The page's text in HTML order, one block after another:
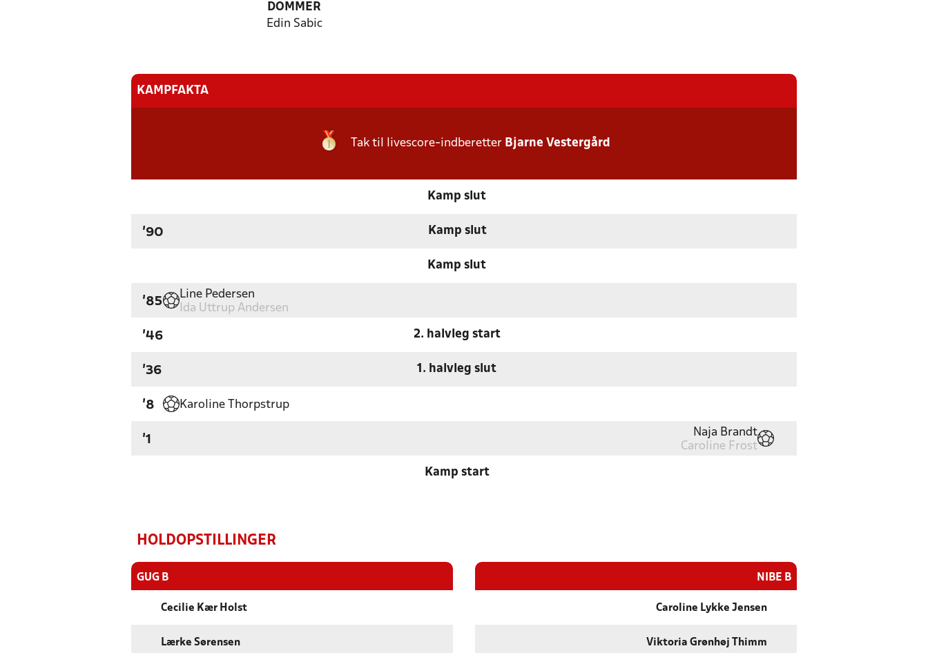
DOMMER
Edin Sabic
KAMPFAKTA
Tak til livescore-indberetter Bjarne Vestergård
Kamp slut
'90 Kamp slut
Kamp slut
'85
Line Pedersen
Ida Uttrup Andersen
'46 2. halvleg start
'36 1. halvleg slut
'8 Karoline Thorpstrup
'1
Naja Brandt
Caroline Frost
Kamp start
HOLDOPSTILLINGER
GUG B
Cecilie Kær Holst
Lærke Sørensen
NIBE B
Caroline Lykke Jensen
Viktoria Grønhøj Thimm